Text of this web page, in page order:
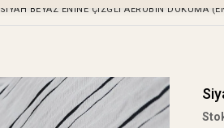
SIYAH BEYAZ ENINE ÇIZGLI AEROBIN DOKUMA